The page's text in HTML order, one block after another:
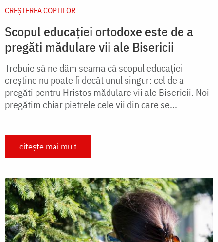
CREŞTEREA COPIILOR
Scopul educației ortodoxe este de a
pregăti mădulare vii ale Bisericii
Trebuie să ne dăm seama că scopul educaţiei
creştine nu poate fi decât unul singur: cel de a
pregăti pen­tru Hristos mădulare vii ale Bisericii. Noi
pre­gătim chiar pietrele cele vii din care se...
citește mai mult